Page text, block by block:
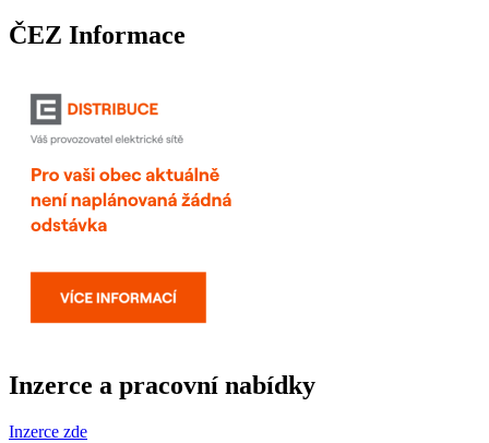
ČEZ Informace
Inzerce a pracovní nabídky
Inzerce zde